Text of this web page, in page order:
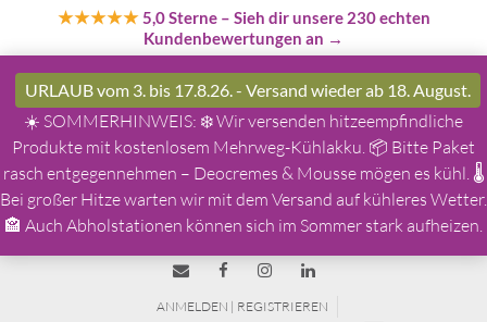
★★★★★5,0 Sterne– Sieh dir unsere 230 echten
Kundenbewertungen an →
URLAUB vom 3. bis 17.8.26. - Versand wieder ab 18. August.
☀️ SOMMERHINWEIS: ❄️ Wir versenden hitzeempfindliche
Produkte mit kostenlosem Mehrweg-Kühlakku. 📦 Bitte Paket
rasch entgegennehmen – Deocremes & Mousse mögen es kühl. 🌡️
Bei großer Hitze warten wir mit dem Versand auf kühleres Wetter.
🏤 Auch Abholstationen können sich im Sommer stark aufheizen.
ANMELDEN | REGISTRIEREN